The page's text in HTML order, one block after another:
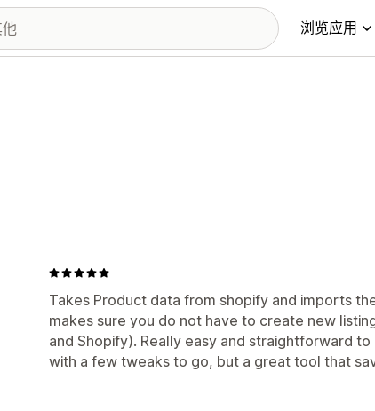
浏览应用
Takes Product data from shopify and imports
makes sure you do not have to create new
and Shopify). Really easy and straightforward
with a few tweaks to go, but a great tool that